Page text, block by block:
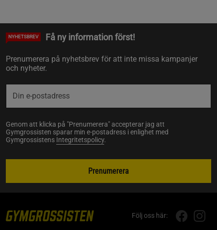
NYHETSBREV Få ny information först!
Prenumerera på nyhetsbrev för att inte missa kampanjer
och nyheter.
Genom att klicka på "Prenumerera" accepterar jag att
Gymgrossisten sparar min e-postadress i enlighet med
Gymgrossistens Integritetspolicy.
Prenumerera
Följ oss här: